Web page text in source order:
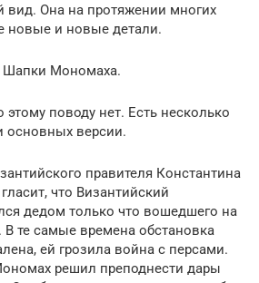
вид. Она на протяжении многих
новые и новые детали.
Шапки Мономаха.
поводу нет. Есть несколько
основных версии.
правителя Константина
что Византийский
дедом только что вошедшего на
В те самые времена обстановка
ей грозила война с персами.
решил преподнести дары